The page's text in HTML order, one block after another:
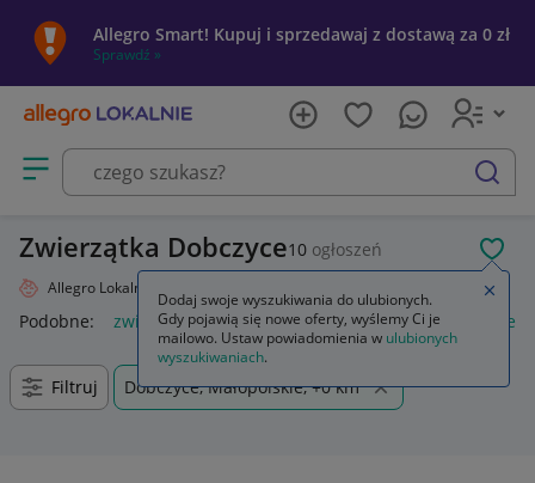
Allegro Smart! Kupuj i sprzedawaj z dostawą za 0 zł
Sprawdź »
Otwórz menu z kategoriami
szukaj
Zwierzątka Dobczyce10 ogłoszeń
Allegro Lokalnie
Podobne: zwierzątka zwierzątka figurki wyskakujące
Filtruj Dobczyce, Małopolskie, +0 km
Dodaj swoje wyszukiwania do ulubionych.
Gdy pojawią się nowe oferty, wyślemy Ci je
mailowo. Ustaw powiadomienia w ulubionych
wyszukiwaniach.